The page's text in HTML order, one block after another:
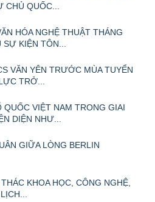
QUỐC...
HÓA NGHỆ THUẬT THÁNG
KIỆN TÔN...
VĂN YÊN TRƯỚC MÙA TUYỂN
TRỞ...
QUỐC VIỆT NAM TRONG GIAI
DIỆN NHƯ...
GIỮA LÒNG BERLIN
KHOA HỌC, CÔNG NGHỆ,